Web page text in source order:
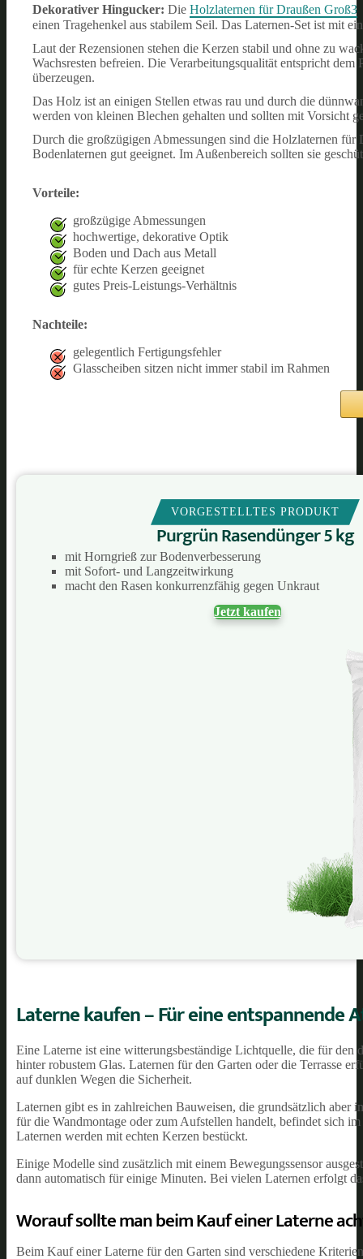
Dekorativer Hingucker: Die Holzlaternen für Draußen Groß3
einen Tragehenkel aus stabilem Seil. Das Laternen-Set ist mit
Laut der Rezensionen stehen die Kerzen stabil und ohne zu
Wachsresten befreien. Die Verarbeitungsqualität entspricht
überzeugen.
Das Holz ist an einigen Stellen etwas rau und durch die
werden von kleinen Blechen gehalten und sollten mit Vorsicht
Durch die großzügigen Abmessungen sind die Holzlaternen
Bodenlaternen gut geeignet. Im Außenbereich sollten sie
Vorteile:
großzügige Abmessungen
hochwertige, dekorative Optik
Boden und Dach aus Metall
für echte Kerzen geeignet
gutes Preis-Leistungs-Verhältnis
Nachteile:
gelegentlich Fertigungsfehler
Glasscheiben sitzen nicht immer stabil im Rahmen
VORGESTELLTES PRODUKT
Purgrün Rasendünger 5 kg
mit Horngrieß zur Bodenverbesserung
mit Sofort- und Langzeitwirkung
macht den Rasen konkurrenzfähig gegen Unkraut
Jetzt kaufen
Laterne kaufen – Für eine entspannende
Eine Laterne ist eine witterungsbeständige Lichtquelle, die für
hinter robustem Glas. Laternen für den Garten oder die Terrasse
auf dunklen Wegen die Sicherheit.
Laternen gibt es in zahlreichen Bauweisen, die grundsätzlich
für die Wandmontage oder zum Aufstellen handelt, befindet sich
Laternen werden mit echten Kerzen bestückt.
Einige Modelle sind zusätzlich mit einem Bewegungssensor
dann automatisch für einige Minuten. Bei vielen Laternen erfolgt
Worauf sollte man beim Kauf einer Laterne
Beim Kauf einer Laterne für den Garten sind verschiedene